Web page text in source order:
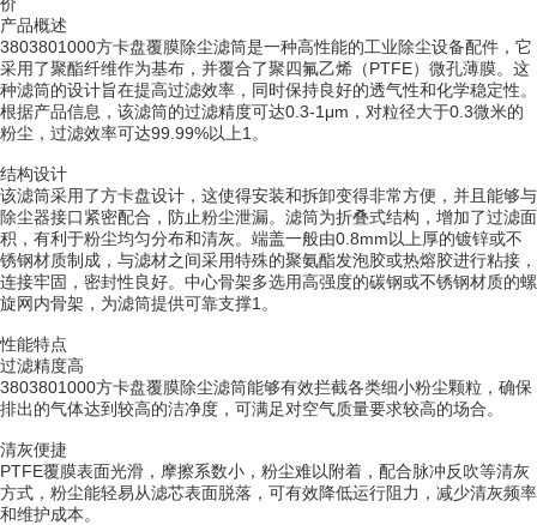
产品概述
3803801000方卡盘覆膜除尘滤筒是一种高性能的工业除尘设备配件，它
采用了聚酯纤维作为基布，并覆合了聚四氟乙烯（PTFE）微孔薄膜。这
种滤筒的设计旨在提高过滤效率，同时保持良好的透气性和化学稳定性。
根据产品信息，该滤筒的过滤精度可达0.3-1μm，对粒径大于0.3微米的
粉尘，过滤效率可达99.99%以上1。
结构设计
该滤筒采用了方卡盘设计，这使得安装和拆卸变得非常方便，并且能够与
除尘器接口紧密配合，防止粉尘泄漏。滤筒为折叠式结构，增加了过滤面
积，有利于粉尘均匀分布和清灰。端盖一般由0.8mm以上厚的镀锌或不
锈钢材质制成，与滤材之间采用特殊的聚氨酯发泡胶或热熔胶进行粘接，
连接牢固，密封性良好。中心骨架多选用高强度的碳钢或不锈钢材质的螺
旋网内骨架，为滤筒提供可靠支撑1。
性能特点
过滤精度高
3803801000方卡盘覆膜除尘滤筒能够有效拦截各类细小粉尘颗粒，确保
排出的气体达到较高的洁净度，可满足对空气质量要求较高的场合。
清灰便捷
PTFE覆膜表面光滑，摩擦系数小，粉尘难以附着，配合脉冲反吹等清灰
方式，粉尘能轻易从滤芯表面脱落，可有效降低运行阻力，减少清灰频率
和维护成本。